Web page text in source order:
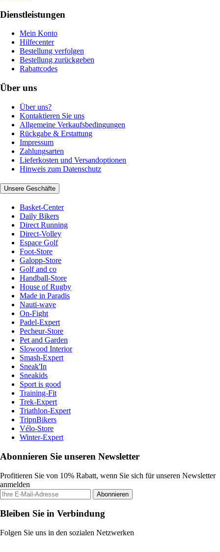
Dienstleistungen
Mein Konto
Hilfecenter
Bestellung verfolgen
Bestellung zurückgeben
Rabattcodes
Über uns
Über uns?
Kontaktieren Sie uns
Allgemeine Verkaufsbedingungen
Rückgabe & Erstattung
Impressum
Zahlungsarten
Lieferkosten und Versandoptionen
Hinweis zum Datenschutz
Unsere Geschäfte
Basket-Center
Daily Bikers
Direct Running
Direct-Volley
Espace Golf
Foot-Store
Galopp-Store
Golf and co
Handball-Store
House of Rugby
Made in Paradis
Nauti-wave
On-Fight
Padel-Expert
Pecheur-Store
Pet and Garden
Slowood Interior
Smash-Expert
Sneak'In
Sneakids
Sport is good
Training-Fit
Trek-Expert
Triathlon-Expert
TripnBikers
Vélo-Store
Winter-Expert
Abonnieren Sie unseren Newsletter
Profitieren Sie von 10% Rabatt, wenn Sie sich für unseren Newsletter
anmelden
Abonnieren
Bleiben Sie in Verbindung
Folgen Sie uns in den sozialen Netzwerken